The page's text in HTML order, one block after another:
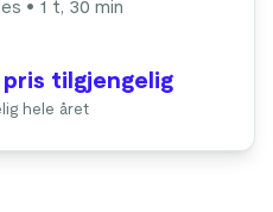
• 1 t, 30 min
pris tilgjengelig
hele året